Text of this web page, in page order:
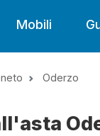
Mobili
Oderzo